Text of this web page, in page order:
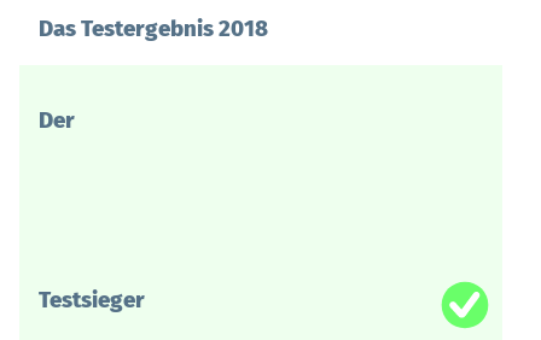
Das Testergebnis 2018
Der
Testsieger